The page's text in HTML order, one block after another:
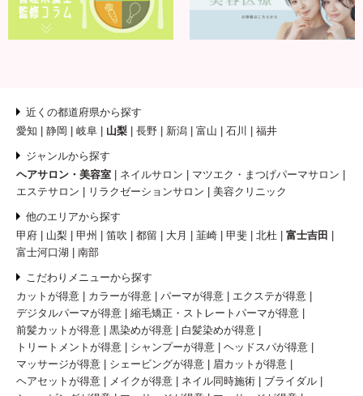
近くの都道府県から探す
愛知
静岡 岐阜 山梨 長野 新潟 富山 石川 福井
ジャンルから探す
ヘアサロン・美容室
ネイルサロン
マツエク・まつげパーマサロン
エステサロン
リラクゼーションサロン 美容クリニック
他のエリアから探す
甲府
山梨 甲州 笛吹 都留 大月 韮崎 甲斐 北杜
富士吉田
富士河口湖
南部
こだわりメニューから探す
カットが得意
カラーが得意 パーマが得意
エクステが得意
デジタルパーマが得意
縮毛矯正・ストレートパーマが得意
前髪カットが得意
黒染めが得意
白髪染めが得意
トリートメントが得意
シャンプーが得意
ヘッドスパが得意
マッサージが得意
シェービングが得意
眉カットが得意
ヘアセットが得意
メイクが得意 ネイル同時施術
ブライダル